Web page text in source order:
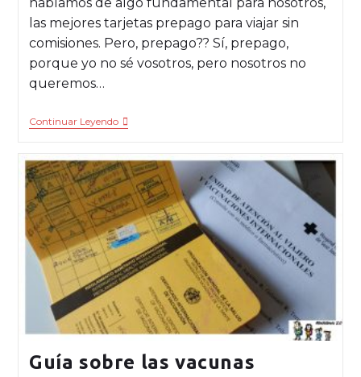
las mejores tarjetas prepago para viajar sin
comisiones. Pero, prepago?? Sí, prepago,
porque yo no sé vosotros, pero nosotros no
queremos…
Continuar Leyendo
Guía sobre las vacunas